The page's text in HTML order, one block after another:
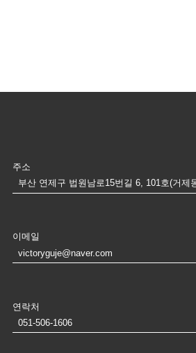
주소
부산 연제구 법원남로15번길 6, 101호(거제
이메일
victoryguje@naver.com
연락처
051-506-1606